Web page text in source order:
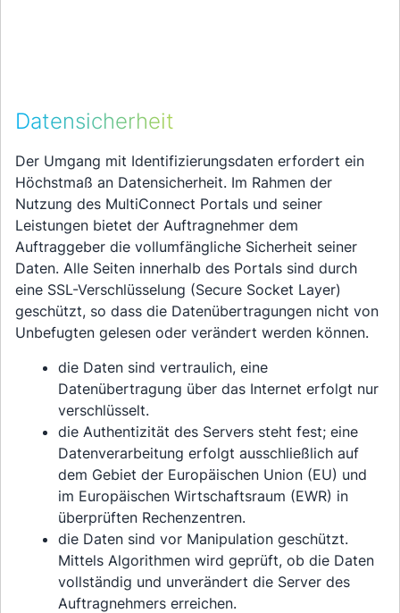
Datensicherheit
Der Umgang mit Identifizierungsdaten erfordert ein
Höchstmaß an Datensicherheit. Im Rahmen der
Nutzung des MultiConnect Portals und seiner
Leistungen bietet der Auftragnehmer dem
Auftraggeber die vollumfängliche Sicherheit seiner
Daten. Alle Seiten innerhalb des Portals sind durch
eine SSL-Verschlüsselung (Secure Socket Layer)
geschützt, so dass die Datenübertragungen nicht von
Unbefugten gelesen oder verändert werden können.
die Daten sind vertraulich, eine
Datenübertragung über das Internet erfolgt nur
verschlüsselt.
die Authentizität des Servers steht fest; eine
Datenverarbeitung erfolgt ausschließlich auf
dem Gebiet der Europäischen Union (EU) und
im Europäischen Wirtschaftsraum (EWR) in
überprüften Rechenzentren.
die Daten sind vor Manipulation geschützt.
Mittels Algorithmen wird geprüft, ob die Daten
vollständig und unverändert die Server des
Auftragnehmers erreichen.